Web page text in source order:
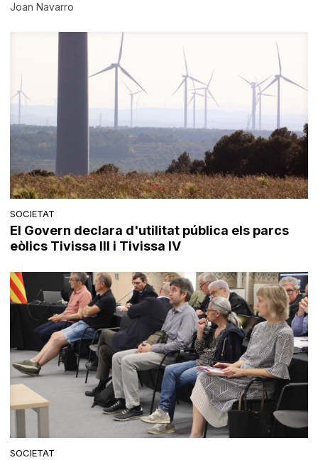
Joan Navarro
SOCIETAT
El Govern declara d'utilitat pública els parcs
eòlics Tivissa III i Tivissa IV
SOCIETAT